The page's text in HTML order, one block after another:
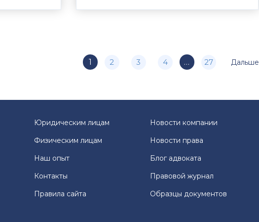
1 2 3 4 … 27 Дальше
Юридическим лицам
Новости компании
Физическим лицам
Новости права
Наш опыт
Блог адвоката
Контакты
Правовой журнал
Правила сайта
Образцы документов